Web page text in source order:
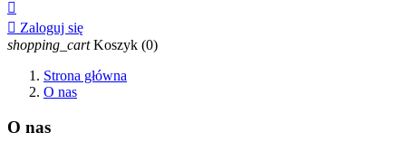

 Zaloguj się
shopping_cart Koszyk (0)
Strona główna
O nas
O nas